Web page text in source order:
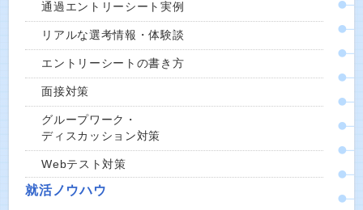
通過エントリーシート実例
リアルな選考情報・体験談
エントリーシートの書き方
面接対策
グループワーク・
ディスカッション対策
Webテスト対策
就活ノウハウ